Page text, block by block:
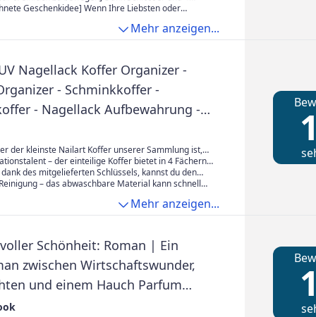
verstärkter Teleskopgriff, stabil und langlebig
und der unteren großen Box
der Schminkkoffer Ihr Make-up vor fremden
Sie den Make-up Koffer einfach bewegen – für Reisen
Geschenkidee] Wenn Ihre Liebsten oder
sind und viele Utensilien besitzen, eignet sich dieser
Geschenk für sie
Mehr anzeigen...
Nagellack Koffer Organizer -
- Schminkkoffer -
- Nagellack Aufbewahrung -
- Nail Art - Koffer klein - Größe S
der kleinste Nailart Koffer unserer Sammlung ist,
Mit den Maßen 25x17, x19, cm kann er
2, kg Produkte für deine UV Maniküre verstauen.
– der einteilige Koffer bietet in 4 Fächern
UV Nagellacke und Zubehör. So hast du immer
Übersicht über deine Sammlung.
des mitgelieferten Schlüssels, kannst du den
abschließen, somit sind deine Produkte
– das abwaschbare Material kann schnell
Mehr anzeigen...
Schönheit: Roman | Ein
zwischen Wirtschaftswunder,
und einem Hauch Parfum
die Welt schöner machen 1)